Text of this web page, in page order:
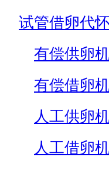
试管借卵代
有偿供卵
有偿借卵
人工供卵
人工借卵